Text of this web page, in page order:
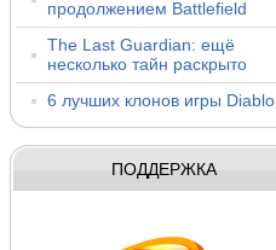
продолжением Battlefield
The Last Guardian: ещё
несколько тайн раскрыто
6 лучших клонов игры Diablo
ПОДДЕРЖКА